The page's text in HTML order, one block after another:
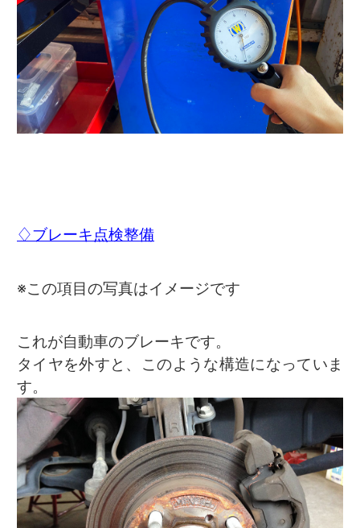
♢ブレーキ点検整備
※この項目の写真はイメージです
これが自動車のブレーキです。
タイヤを外すと、このような構造になっていま
す。